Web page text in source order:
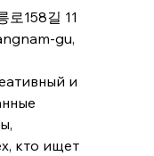
158길 11
gu,
и
кто ищет